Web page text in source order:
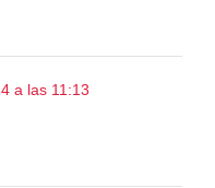
a las 11:13